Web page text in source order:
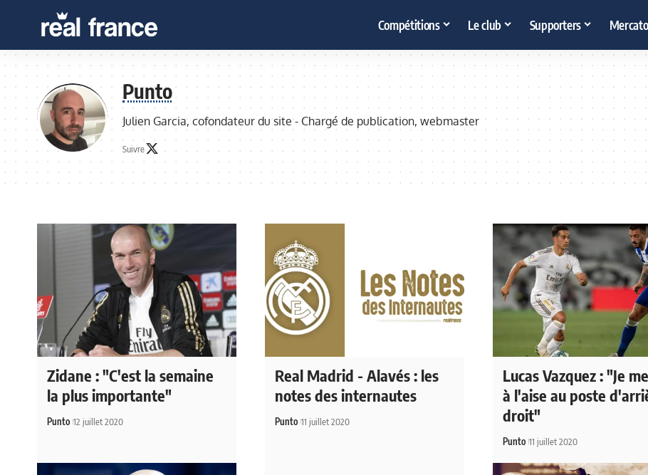
Compétitions Le club Supporters Mercato
Punto
Julien Garcia, cofondateur du site - Chargé de publication, webmaster
Suivre
Zidane : "C'est la semaine
la plus importante"
Punto 12 juillet 2020
Real Madrid - Alavés : les
notes des internautes
Punto 11 juillet 2020
Lucas Vazquez : "Je
à l'aise au poste
droit"
Punto 11 juillet 2020